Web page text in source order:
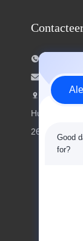
E-mailen:
Voeg
Huangdao
266400
Good
for?